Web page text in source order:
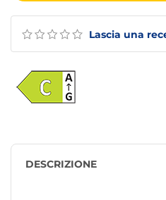
Lascia una
DESCRIZIONE